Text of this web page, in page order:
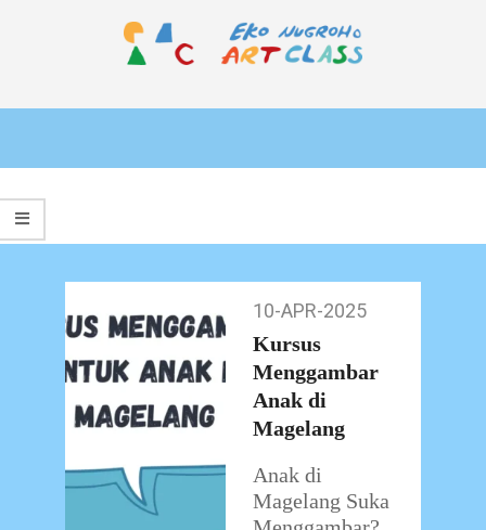
ART
CLASS
Primary
Menu
Apr-
2025
10-APR-2025
Kursus
Menggambar
Anak di
Magelang
Anak di
Magelang Suka